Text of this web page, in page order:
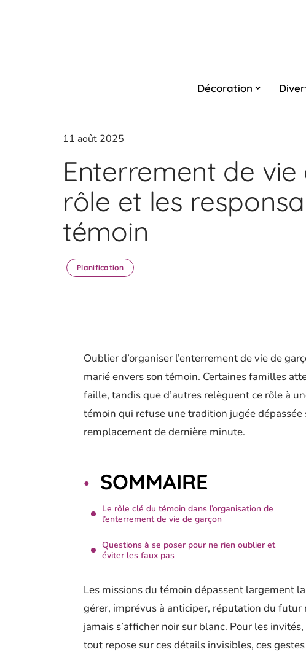
Décoration
11 août 2025
Enterrement de
rôle et les
témoin
Planification
Oublier d’organiser l’enterrement de vie de
marié envers son témoin. Certaines familles
faille, tandis que d’autres relèguent ce rôle à
témoin qui refuse une tradition jugée dépassée
remplacement de dernière minute.
SOMMAIRE
Le rôle clé du témoin dans l’organisation de
l’enterrement de vie de garçon
Questions à se poser pour ne rien oublier et
éviter les faux pas
Les missions du témoin dépassent largement
gérer, imprévus à anticiper, réputation du futur
jamais s’afficher noir sur blanc. Pour les
tout repose sur ces détails invisibles, ces